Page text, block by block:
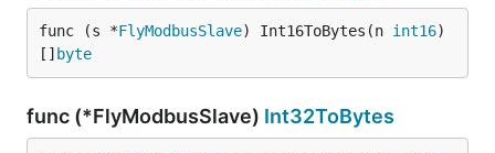
func (s *FlyModbusSlave) Int16ToBytes(n int16)
[] byte
func (*FlyModbusSlave) Int32ToBytes